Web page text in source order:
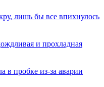
лишь бы все впихнулось
и прохладная
в пробке из-за аварии